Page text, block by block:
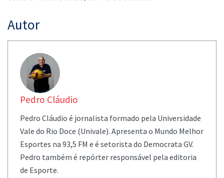
Autor
Pedro Cláudio
Pedro Cláudio é jornalista formado pela Universidade
Vale do Rio Doce (Univale). Apresenta o Mundo Melhor
Esportes na 93,5 FM e é setorista do Democrata GV.
Pedro também é repórter responsável pela editoria
de Esporte.